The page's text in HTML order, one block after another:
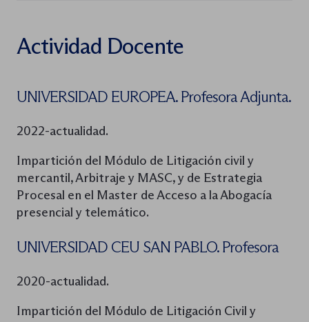
Actividad Docente
UNIVERSIDAD EUROPEA. Profesora Adjunta.
2022-actualidad.
Impartición del Módulo de Litigación civil y
mercantil, Arbitraje y MASC, y de Estrategia
Procesal en el Master de Acceso a la Abogacía
presencial y telemático.
UNIVERSIDAD CEU SAN PABLO. Profesora
2020-actualidad.
Impartición del Módulo de Litigación Civil y